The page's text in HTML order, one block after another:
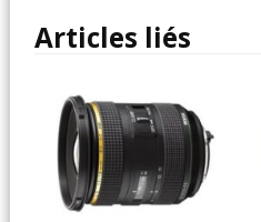
Articles liés